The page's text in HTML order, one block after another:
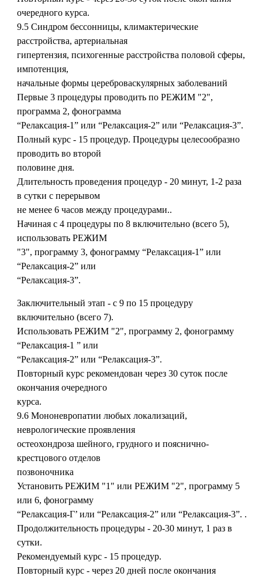
очередного курса.
9.5 Синдром бессонницы, климактерические
расстройства, артериальная
гипертензия, психогенные расстройства половой сферы,
импотенция,
начальные формы цереброваскулярных заболеваний
Первые 3 процедуры проводить по РЕЖИМ "2",
программа 2, фонограмма
“Релаксация-1” или “Релаксация-2” или “Релаксация-3”.
Полный курс - 15 процедур. Процедуры целесообразно
проводить во второй
половине дня.
Длительность проведения процедур - 20 минут, 1-2 раза
в сутки с перерывом
не менее 6 часов между процедурами..
Начиная с 4 процедуры по 8 включительно (всего 5),
использовать РЕЖИМ
"3", программу 3, фонограмму “Релаксация-1” или
“Релаксация-2” или
“Релаксация-3”.
Заключительный этап - с 9 по 15 процедуру
включительно (всего 7).
Использовать РЕЖИМ "2", программу 2, фонограмму
“Релаксация-1 ” или
“Релаксация-2” или “Релаксация-3”.
Повторный курс рекомендован через 30 суток после
окончания очередного
курса.
9.6 Мононевропатии любых локализаций,
неврологические проявления
остеохондроза шейного, грудного и пояснично-
крестцового отделов
позвоночника
Установить РЕЖИМ "1" или РЕЖИМ "2", программу 5
или 6, фонограмму
“Релаксация-Г’ или “Релаксация-2” или “Релаксация-3”. .
Продолжительность процедуры - 20-30 минут, 1 раз в
сутки.
Рекомендуемый курс - 15 процедур.
Повторный курс - через 20 дней после окончания